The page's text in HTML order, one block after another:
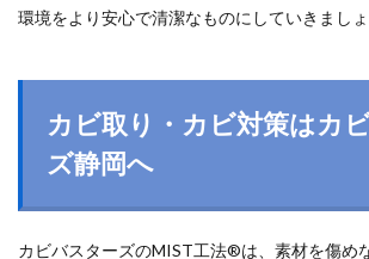
環境をより安心で清潔なものにしていきましょ
カビ取り・カビ対策はカ
ズ静岡へ
カビバスターズのMIST工法®は、素材を傷め